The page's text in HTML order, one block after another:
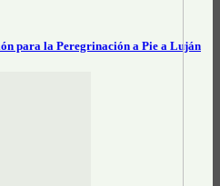
para la Peregrinación a Pie a Luján